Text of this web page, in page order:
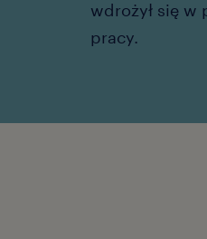
wdrożył się w
pracy.